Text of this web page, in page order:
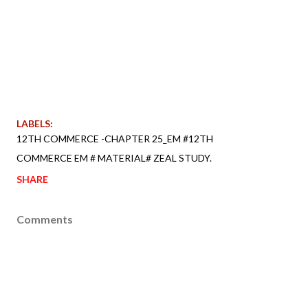
LABELS:
12TH COMMERCE -CHAPTER 25_EM #12TH
COMMERCE EM # MATERIAL# ZEAL STUDY.
SHARE
Comments